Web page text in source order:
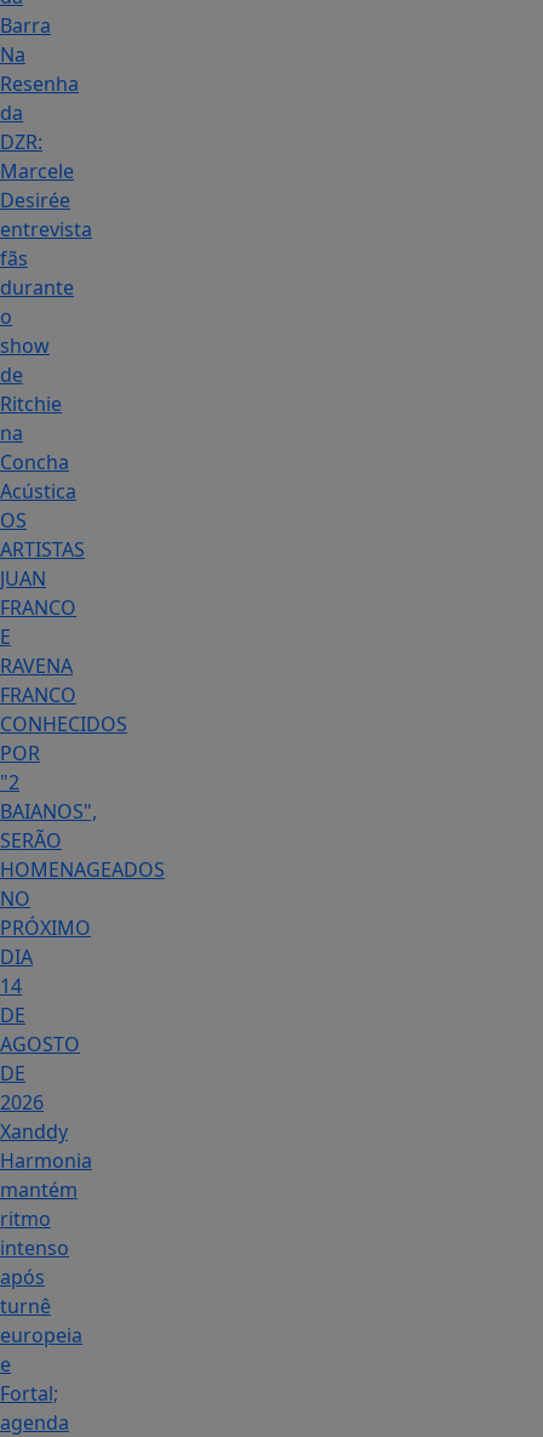
Barra
Na
Resenha
da
DZR:
Marcele
Desirée
entrevista
fãs
durante
o
show
de
Ritchie
na
Concha
Acústica
OS
ARTISTAS
JUAN
FRANCO
E
RAVENA
FRANCO
CONHECIDOS
POR
"2
BAIANOS",
SERÃO
HOMENAGEADOS
NO
PRÓXIMO
DIA
14
DE
AGOSTO
DE
2026
Xanddy
Harmonia
mantém
ritmo
intenso
após
turnê
europeia
e
Fortal;
agenda